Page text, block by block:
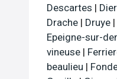
Descartes |
Drache | Druye |
Epeigne-sur-
vineuse |
beaulieu |